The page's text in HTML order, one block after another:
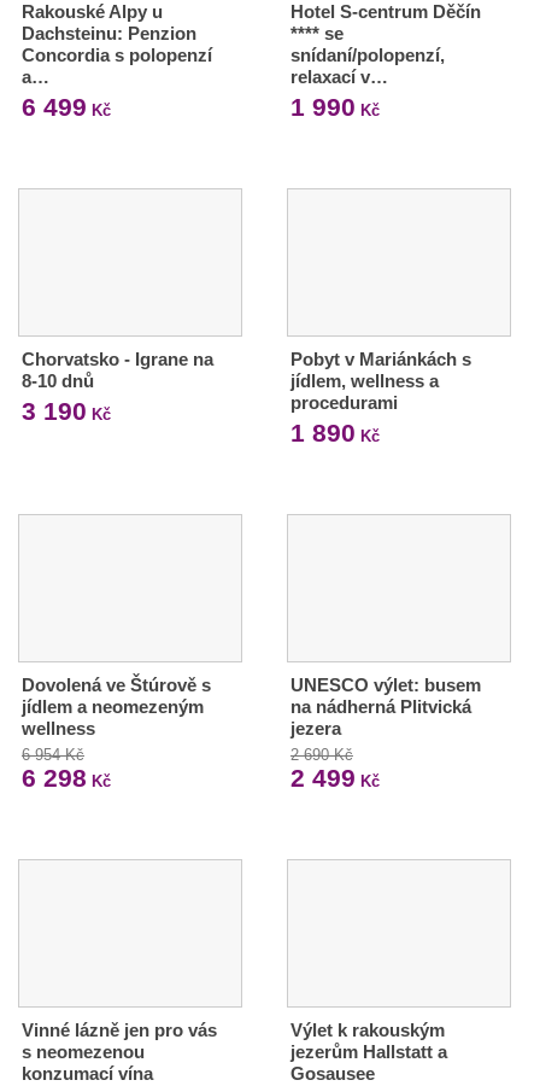
Rakouské Alpy u
Dachsteinu: Penzion
Concordia s polopenzí
a…
6 499 Kč
Hotel S-centrum Děčín
**** se
snídaní/polopenzí,
relaxací v…
1 990 Kč
Chorvatsko - Igrane na
8-10 dnů
3 190 Kč
Pobyt v Mariánkách s
jídlem, wellness a
procedurami
1 890 Kč
Dovolená ve Štúrově s
jídlem a neomezeným
wellness
6 954 Kč
6 298 Kč
UNESCO výlet: busem
na nádherná Plitvická
jezera
2 690 Kč
2 499 Kč
Vinné lázně jen pro vás
s neomezenou
konzumací vína
Výlet k rakouským
jezerům Hallstatt a
Gosausee